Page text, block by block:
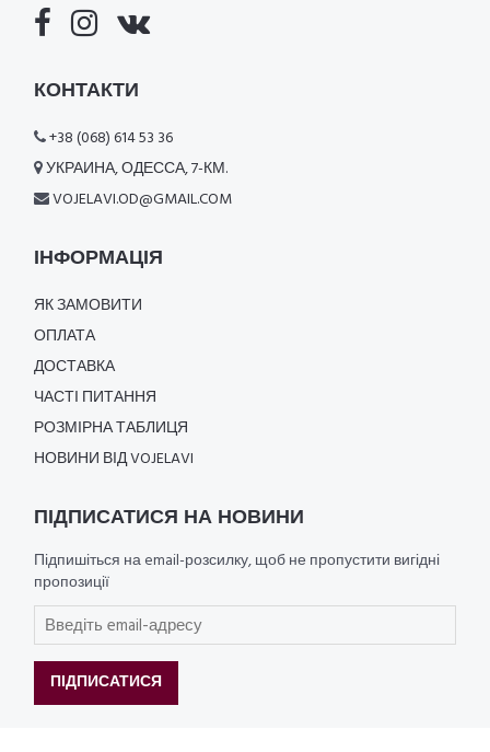
КОНТАКТИ
+38 (068) 614 53 36
УКРАИНА, ОДЕССА, 7-КМ.
VOJELAVI.OD@GMAIL.COM
ІНФОРМАЦІЯ
ЯК ЗАМОВИТИ
ОПЛАТА
ДОСТАВКА
ЧАСТІ ПИТАННЯ
РОЗМІРНА ТАБЛИЦЯ
НОВИНИ ВІД VOJELAVI
ПІДПИСАТИСЯ НА НОВИНИ
Підпишіться на email-розсилку, щоб не пропустити вигідні
пропозиції
ПІДПИСАТИСЯ